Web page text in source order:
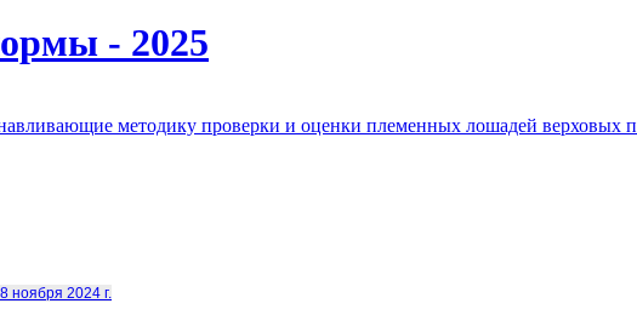
- 2025
методику проверки и оценки племенных лошадей верховых
ноября 2024 г.